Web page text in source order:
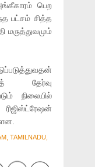
பெற
பட்சம் சித்த
மருத்துவமும்
தேர்வு
நிலையில்
TAMILNADU,